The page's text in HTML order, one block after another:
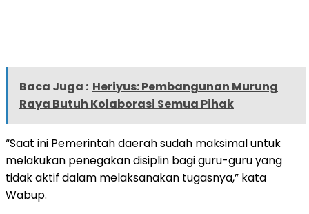
Baca Juga : Heriyus: Pembangunan Murung
Raya Butuh Kolaborasi Semua Pihak
“Saat ini Pemerintah daerah sudah maksimal untuk
melakukan penegakan disiplin bagi guru-guru yang
tidak aktif dalam melaksanakan tugasnya,” kata
Wabup.